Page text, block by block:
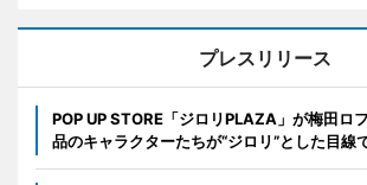
プレスリリース
POP UP STORE「ジロリPLAZA」が梅田ロ
品のキャラクターたちが“ジロリ”とした目線